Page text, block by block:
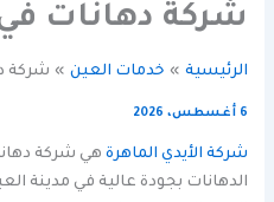
شركة دهانات
الرئيسية خدمات العين شركة
6 أغسطس، 2026
شركة الأيدي الماهرة هي شركة
الدهانات بجودة عالية في مدينة